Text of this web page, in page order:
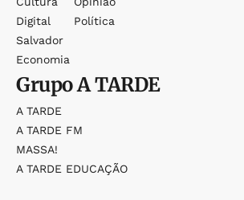
Digital
Salvador
Economia
Política
GrupoA TARDE
A TARDE
A TARDE FM
MASSA!
A TARDE EDUCAÇÃO